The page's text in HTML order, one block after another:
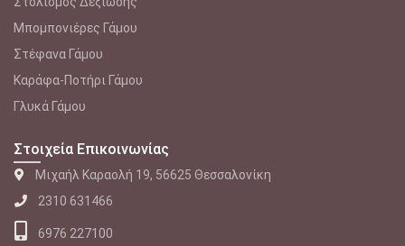
Μπομπονιέρες Γάμου
Στέφανα Γάμου
Καράφα-Ποτήρι Γάμου
Γλυκά Γάμου
Στοιχεία Επικοινωνίας
Μιχαήλ Καραολή 19, 56625 Θεσσαλονίκη
2310 631466
6976 227100